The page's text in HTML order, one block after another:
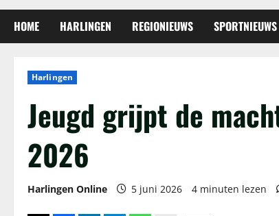
HOME HARLINGEN REGIONIEUWS SPORTNIEUWS
Harlingen
Jeugd grijpt de
2026
Harlingen Online 5 juni 2026 4 minuten lezen